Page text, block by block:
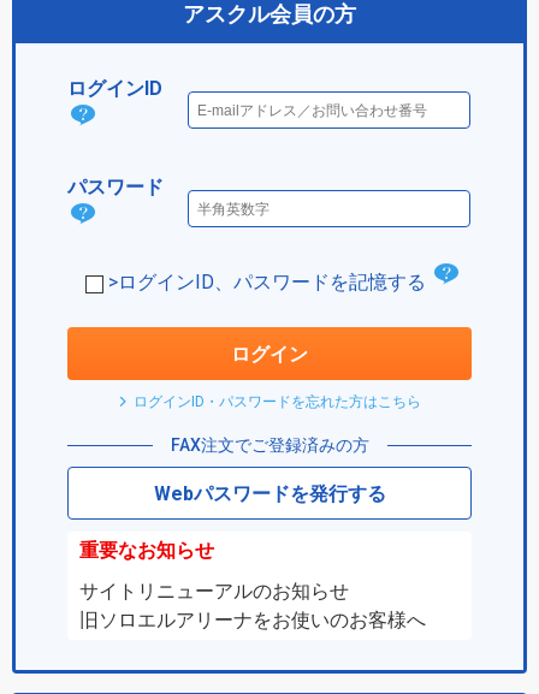
アスクル会員の方
ログインID
ログ
IDと
パスワード
パス
ド
は？
>ログインID、パスワードを記憶する
ク
ッ
ログイン
ログインID・パスワードを忘れた方はこちら
FAX注文でご登録済みの方
Webパスワードを発行する
重要なお知らせ
サイトリニューアルのお知らせ
旧ソロエルアリーナをお使いのお客様へ